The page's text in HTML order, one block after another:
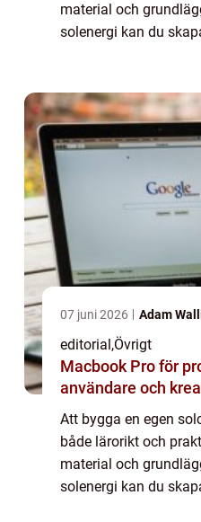
material och
solenergi kan du
07 juni 2026 Adam
editorial ,Övrigt
Macbook Pro för
användare och
Att bygga en egen
både lärorikt och
material och
solenergi kan du